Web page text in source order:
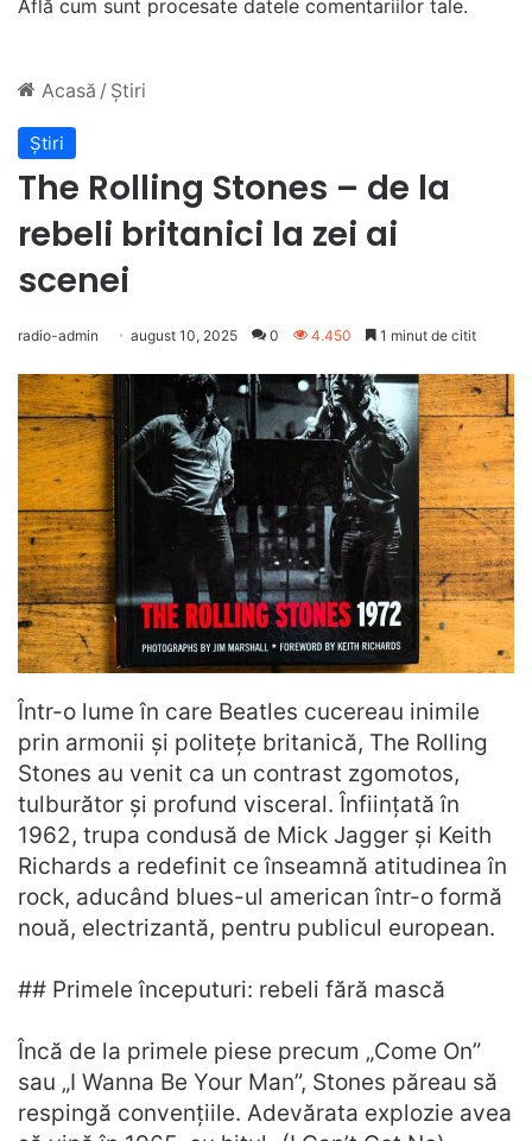
Află cum sunt procesate datele comentariilor tale.